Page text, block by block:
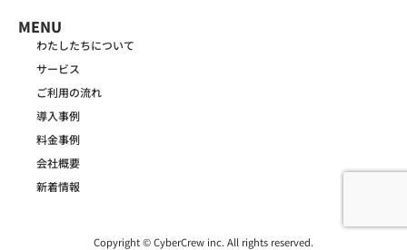
MENU
わたしたちについて
サービス
ご利用の流れ
導入事例
料金事例
会社概要
新着情報
Copyright © CyberCrew inc. All rights reserved.